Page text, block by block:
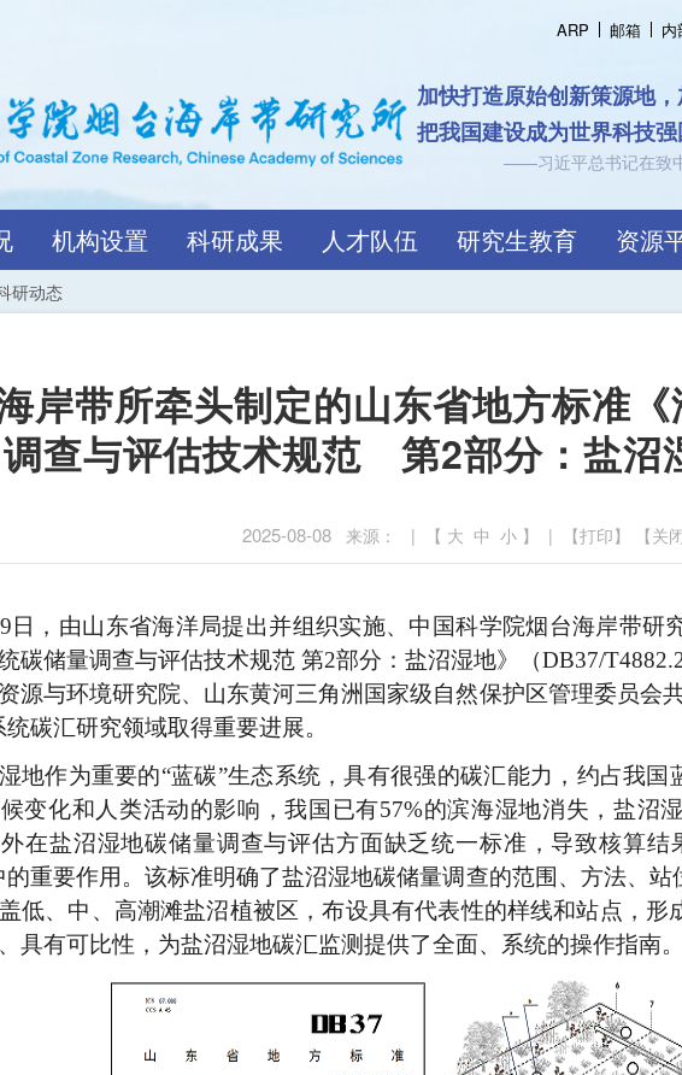
ARP 邮箱 内
加快打造原始创新策源地
把我国建设成为世界科技强
——习近平总书记在致
机构设置 科研成果 人才队伍 研究生教育 资源
研动态
岸带所牵头制定的山东省地方标准
调查与评估技术规范 第2部分：盐沼
2025-08-08 来源： | 【 大 中 小 】 | 【打印】 【关
日，由山东省海洋局提出并组织实施、中国科学院烟台海岸带研
碳储量调查与评估技术规范 第2部分：盐沼湿地》（DB37/
源与环境研究院、山东黄河三角洲国家级自然保护区管理委员会
统碳汇研究领域取得重要进展。
地作为重要的“蓝碳”生态系统，具有很强的碳汇能力，约占我
变化和人类活动的影响，我国已有57%的滨海湿地消失，盐沼
在盐沼湿地碳储量调查与评估方面缺乏统一标准，导致核算结
的重要作用。该标准明确了盐沼湿地碳储量调查的范围、方法、
低、中、高潮滩盐沼植被区，布设具有代表性的样线和站点，形
具有可比性，为盐沼湿地碳汇监测提供了全面、系统的操作指南。